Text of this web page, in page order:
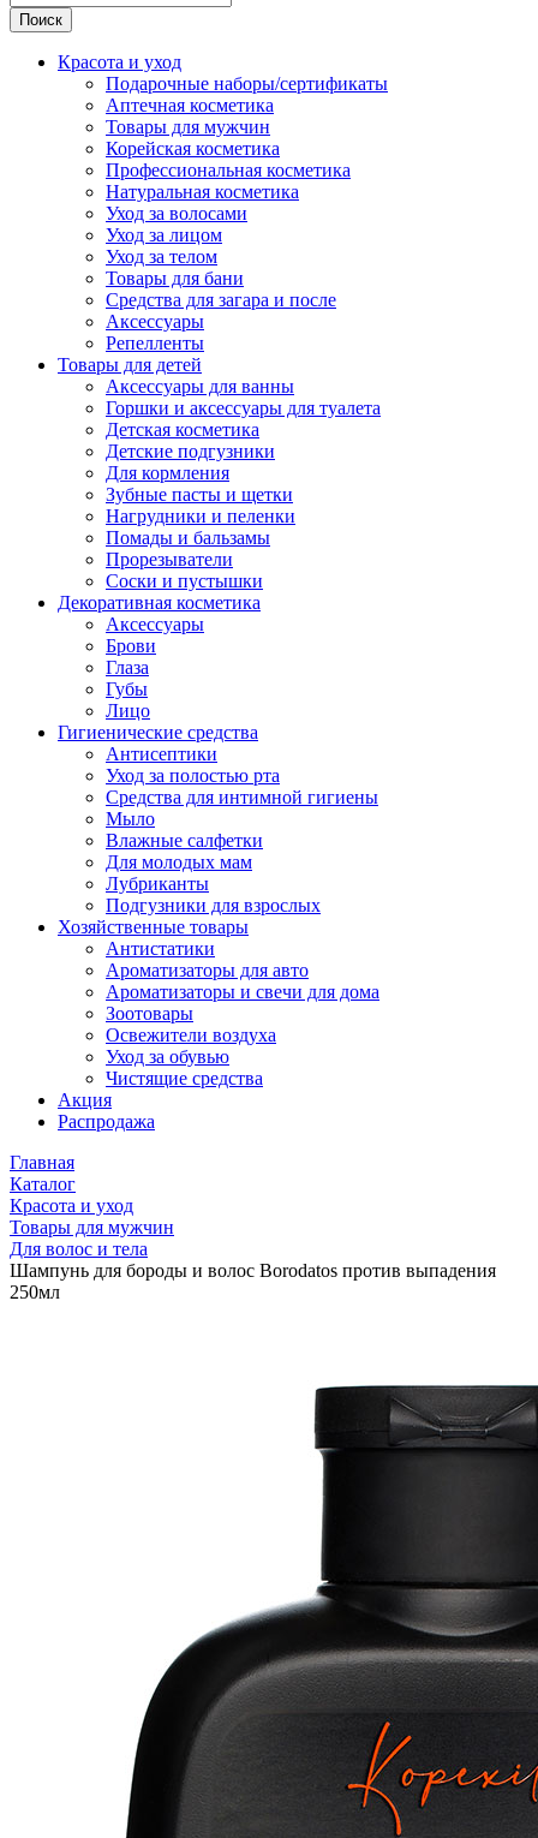
Поиск
Красота и уход
Подарочные наборы/сертификаты
Аптечная косметика
Товары для мужчин
Корейская косметика
Профессиональная косметика
Натуральная косметика
Уход за волосами
Уход за лицом
Уход за телом
Товары для бани
Средства для загара и после
Аксессуары
Репелленты
Товары для детей
Аксессуары для ванны
Горшки и аксессуары для туалета
Детская косметика
Детские подгузники
Для кормления
Зубные пасты и щетки
Нагрудники и пеленки
Помады и бальзамы
Прорезыватели
Соски и пустышки
Декоративная косметика
Аксессуары
Брови
Глаза
Губы
Лицо
Гигиенические средства
Антисептики
Уход за полостью рта
Средства для интимной гигиены
Мыло
Влажные салфетки
Для молодых мам
Лубриканты
Подгузники для взрослых
Хозяйственные товары
Антистатики
Ароматизаторы для авто
Ароматизаторы и свечи для дома
Зоотовары
Освежители воздуха
Уход за обувью
Чистящие средства
Акция
Распродажа
Главная
Каталог
Красота и уход
Товары для мужчин
Для волос и тела
Шампунь для бороды и волос Borodatos против выпадения
250мл